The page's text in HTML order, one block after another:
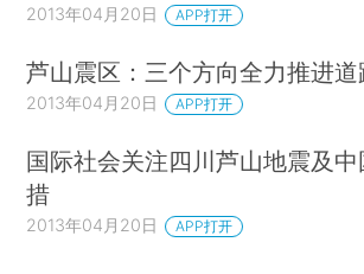
2013年04月20日 APP打开
芦山震区：三个方向全力推进
2013年04月20日 APP打开
国际社会关注四川芦山地震及
措
2013年04月20日 APP打开